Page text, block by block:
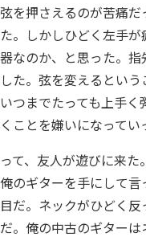
を押さえるのが苦痛
。しかしひどく左手
なのか、と思った。
た。弦を変えるとい
つまでたっても上手
ことを嫌いになってい
て、友人が遊びに来た
のギターを手にして言
だ。ネックがひどく反
。俺の中古のギター